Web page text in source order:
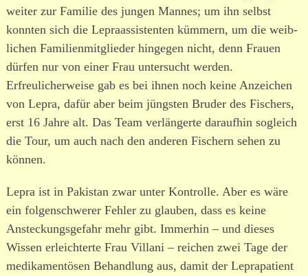
weiter zur Familie des jungen Mannes; um ihn selbst
konnten sich die Lepraassistenten kümmern, um die weib­
lichen Familienmitglieder hingegen nicht, denn Frauen
dürfen nur von einer Frau unter­sucht werden.
Erfreulicherweise gab es bei ihnen noch keine Anzeichen
von Lepra, dafür aber beim jüngsten Bruder des Fischers,
erst 16 Jahre alt. Das Team verlän­gerte daraufhin sogleich
die Tour, um auch nach den anderen Fischern sehen zu
können.
Lepra ist in Pakistan zwar unter Kontrolle. Aber es wäre
ein folgen­schwerer Fehler zu glauben, dass es keine
Ansteckungsgefahr mehr gibt. Immerhin – und dieses
Wissen erleich­terte Frau Villani – reichen zwei Tage der
medi­ka­men­tösen Behandlung aus, damit der Leprapatient